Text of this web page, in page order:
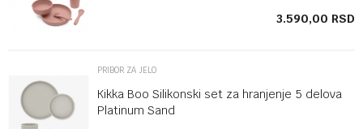
3.590,00 RSD
PRIBOR ZA JELO
Kikka Boo Silikonski set za hranjenje 5 delova
Platinum Sand